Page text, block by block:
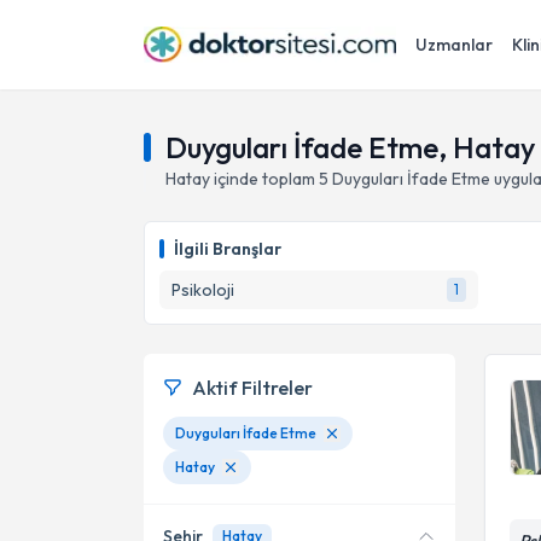
Uzmanlar
Duyguları İfade Etme, Hatay
Hatayiçinde toplam 5 Duyguları İfade Etme
İlgili Branşlar
Psikoloji
1
Aktif Filtreler
Duyguları İfade Etme
Hatay
Şehir Hatay